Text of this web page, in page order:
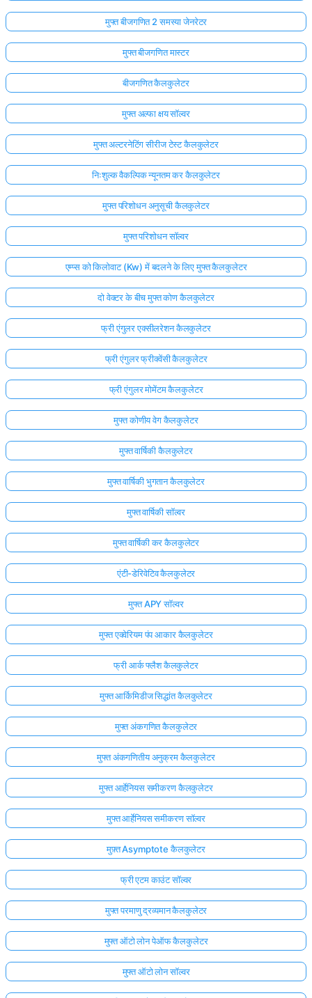
मुफ्त बीजगणित 2 समस्या जेनरेटर
मुफ्त बीजगणित मास्टर
बीजगणित कैलकुलेटर
मुफ्त अल्फा क्षय सॉल्वर
मुफ्त अल्टरनेटिंग सीरीज टेस्ट कैलकुलेटर
निःशुल्क वैकल्पिक न्यूनतम कर कैलकुलेटर
मुफ्त परिशोधन अनुसूची कैलकुलेटर
मुफ्त परिशोधन सॉल्वर
एम्प्स को किलोवाट (Kw) में बदलने के लिए मुफ्त कैलकुलेटर
दो वेक्टर के बीच मुफ्त कोण कैलकुलेटर
फ्री एंगुलर एक्सीलरेशन कैलकुलेटर
फ्री एंगुलर फ्रीक्वेंसी कैलकुलेटर
फ्री एंगुलर मोमेंटम कैलकुलेटर
मुफ्त कोणीय वेग कैलकुलेटर
मुफ्त वार्षिकी कैलकुलेटर
मुफ्त वार्षिकी भुगतान कैलकुलेटर
मुफ्त वार्षिकी सॉल्वर
मुफ्त वार्षिकी कर कैलकुलेटर
एंटी-डेरिवेटिव कैलकुलेटर
मुफ्त APY सॉल्वर
मुफ्त एक्वेरियम पंप आकार कैलकुलेटर
फ्री आर्क फ्लैश कैलकुलेटर
मुफ्त आर्किमिडीज सिद्धांत कैलकुलेटर
मुफ्त अंकगणित कैलकुलेटर
मुफ्त अंकगणितीय अनुक्रम कैलकुलेटर
मुफ्त आर्हेनियस समीकरण कैलकुलेटर
मुफ्त आर्हेनियस समीकरण सॉल्वर
मुफ़्त Asymptote कैलकुलेटर
फ्री एटम काउंट सॉल्वर
मुफ्त परमाणु द्रव्यमान कैलकुलेटर
मुफ्त ऑटो लोन पेऑफ कैलकुलेटर
मुफ्त ऑटो लोन सॉल्वर